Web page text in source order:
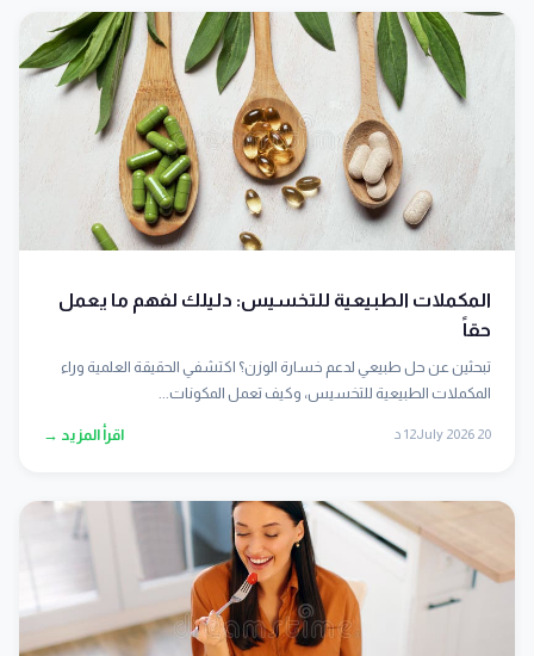
المكملات الطبيعية للتخسيس: دليلك لفهم ما يعمل
حقاً
تبحثين عن حل طبيعي لدعم خسارة الوزن؟ اكتشفي الحقيقة العلمية وراء
المكملات الطبيعية للتخسيس، وكيف تعمل المكونات...
20 July 2026 12 د اقرأ المزيد →